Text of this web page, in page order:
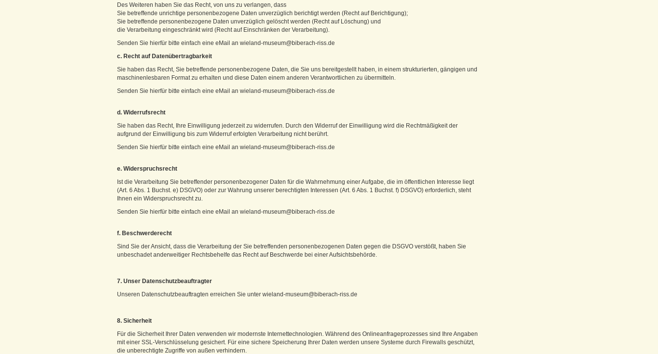
Des Weiteren haben Sie das Recht, von uns zu verlangen, dass
Sie betreffende unrichtige personenbezogene Daten unverzüglich berichtigt werden (Recht auf Berichtigung);
Sie betreffende personenbezogene Daten unverzüglich gelöscht werden (Recht auf Löschung) und
die Verarbeitung eingeschränkt wird (Recht auf Einschränken der Verarbeitung).
Senden Sie hierfür bitte einfach eine eMail an wieland-museum@biberach-riss.de
c. Recht auf Datenübertragbarkeit
Sie haben das Recht, Sie betreffende personenbezogene Daten, die Sie uns bereitgestellt haben, in einem strukturierten, gängigen und
maschinenlesbaren Format zu erhalten und diese Daten einem anderen Verantwortlichen zu übermitteln.
Senden Sie hierfür bitte einfach eine eMail an wieland-museum@biberach-riss.de
d. Widerrufsrecht
Sie haben das Recht, Ihre Einwilligung jederzeit zu widerrufen. Durch den Widerruf der Einwilligung wird die Rechtmäßigkeit der
aufgrund der Einwilligung bis zum Widerruf erfolgten Verarbeitung nicht berührt.
Senden Sie hierfür bitte einfach eine eMail an wieland-museum@biberach-riss.de
e. Widerspruchsrecht
Ist die Verarbeitung Sie betreffender personenbezogener Daten für die Wahrnehmung einer Aufgabe, die im öffentlichen Interesse liegt
(Art. 6 Abs. 1 Buchst. e) DSGVO) oder zur Wahrung unserer berechtigten Interessen (Art. 6 Abs. 1 Buchst. f) DSGVO) erforderlich, steht
Ihnen ein Widerspruchsrecht zu.
Senden Sie hierfür bitte einfach eine eMail an wieland-museum@biberach-riss.de
f. Beschwerderecht
Sind Sie der Ansicht, dass die Verarbeitung der Sie betreffenden personenbezogenen Daten gegen die DSGVO verstößt, haben Sie
unbeschadet anderweitiger Rechtsbehelfe das Recht auf Beschwerde bei einer Aufsichtsbehörde.
7. Unser Datenschutzbeauftragter
Unseren Datenschutzbeauftragten erreichen Sie unter wieland-museum@biberach-riss.de
8. Sicherheit
Für die Sicherheit Ihrer Daten verwenden wir modernste Internettechnologien. Während des Onlineanfrageprozesses sind Ihre Angaben
mit einer SSL-Verschlüsselung gesichert. Für eine sichere Speicherung Ihrer Daten werden unsere Systeme durch Firewalls geschützt,
die unberechtigte Zugriffe von außen verhindern.